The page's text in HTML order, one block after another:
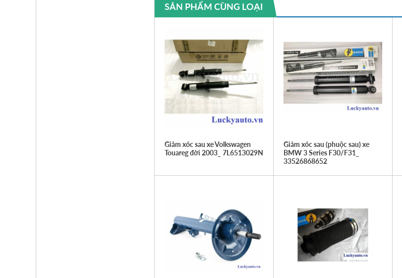
SẢN PHẨM CÙNG LOẠI
Giảm xóc sau xe Volkswagen
Touareg đời 2003_ 7L6513029N
Giảm xóc sau (phuộc sau) xe
BMW 3 Series F30/F31_
33526868652